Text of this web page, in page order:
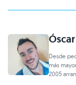
Desde
más
2005